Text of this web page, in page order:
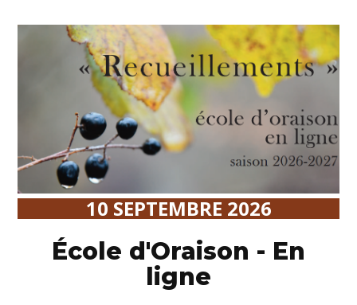
10 SEPTEMBRE 2026
École d'Oraison - En
ligne